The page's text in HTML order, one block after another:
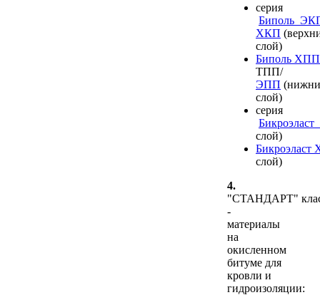
серия
Биполь
ХКП
слой)
Биполь ХПП
ТПП/
ЭПП
слой)
серия
слой)
слой)
4.
"СТАНДАРТ"
-
материалы
на
окисленном
битуме для
кровли и
гидроизоляции: